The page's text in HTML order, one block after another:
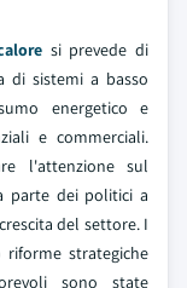
si prevede di
di sistemi a basso
energetico e
e commerciali.
l'attenzione sul
parte dei politici a
del settore. I
strategiche
sono state